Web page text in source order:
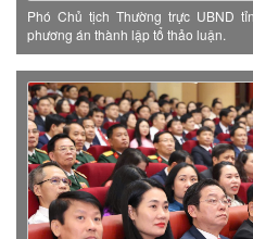
Phó Chủ tịch Thường trực UBND
phương án thành lập tổ thảo luận.